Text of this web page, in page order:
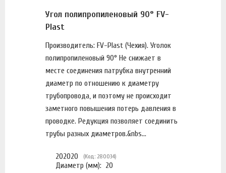
Угол полипропиленовый 90° FV-
Plast
Производитель: FV-Plast (Чехия). Уголок
полипропиленовый 90° Не снижает в
месте соединения патрубка внутренний
диаметр по отношению к диаметру
трубопровода, и поэтому не происходит
заметного повышения потерь давления в
проводке. Редукция позволяет соединить
трубы разных диаметров.&nbs...
202020 (Код: 280034)
Диаметр (мм): 20